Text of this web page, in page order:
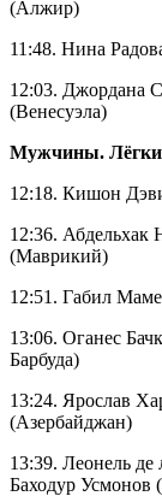
(Алжир)
11:48. Нина
12:03. Джордана
(Венесуэла)
Мужчины.
12:18. Кишон
12:36.
(Маврикий)
12:51. Габил
13:06. Оганес
Барбуда)
13:24. Ярослав
(Азербайджан)
13:39. Леонель
Баходур Усмонов